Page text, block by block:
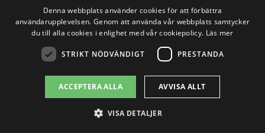
möjliga tjänst till det bästa priset.
Få 3 erbjudanden, gratis och utan
förpliktelser
Denna webbplats använder cookies för att förbättra
användarupplevelsen. Genom att använda vår webbplats samtycker
du till alla cookies i enlighet med vår cookiepolicy. Läs mer
STRIKT NÖDVÄNDIGT PRESTANDA
ACCEPTERA ALLA AVVISA ALLT
VISA DETALJER